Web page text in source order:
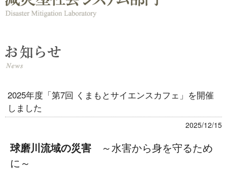
2025年度「第7回 くまもとサイエンスカフェ」を開催
しました
2025/12/15
球磨川流域の災害 ～水害から身を守るため
に～